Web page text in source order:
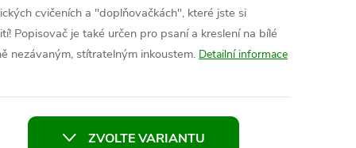
cvičeních a "doplňovačkách", které jste si
Popisovač je také určen pro psaní a kreslení na bílé
nezávaným, stítratelným inkoustem. Detailní informace
ZVOLTE VARIANTU